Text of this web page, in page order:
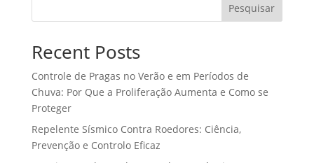
Pesquisar
Recent Posts
Controle de Pragas no Verão e em Períodos de
Chuva: Por Que a Proliferação Aumenta e Como se
Proteger
Repelente Sísmico Contra Roedores: Ciência,
Prevenção e Controlo Eficaz